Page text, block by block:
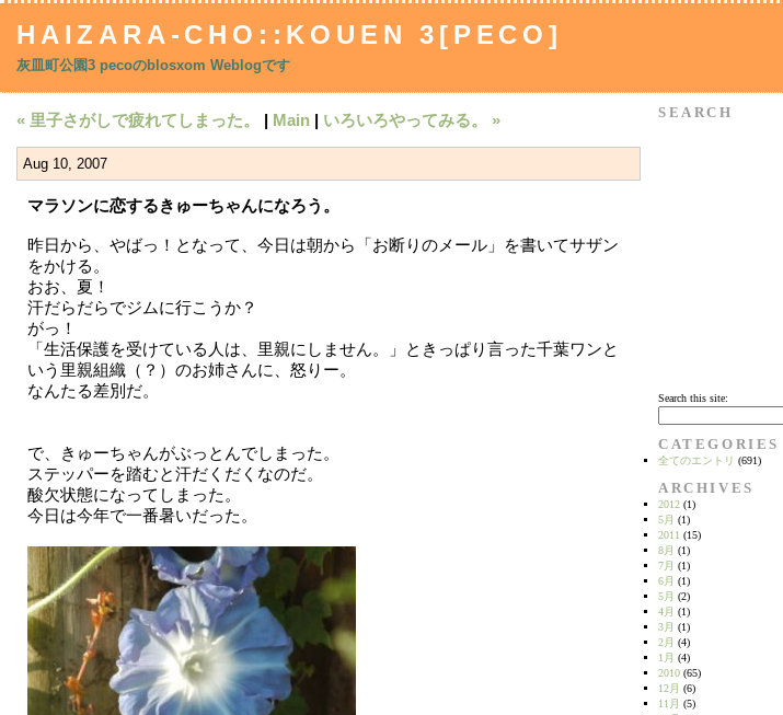
HAIZARA-CHO::KOUEN 3[PECO]
灰皿町公園3 pecoのblosxom Weblogです
« 里子さがしで疲れてしまった。 | Main | いろいろやってみる。 »
Aug 10, 2007
マラソンに恋するきゅーちゃんになろう。
昨日から、やばっ！となって、今日は朝から「お断りのメール」を書いてサザン
をかける。
おお、夏！
汗だらだらでジムに行こうか？
がっ！
「生活保護を受けている人は、里親にしません。」ときっぱり言った千葉ワンと
いう里親組織（？）のお姉さんに、怒りー。
なんたる差別だ。
で、きゅーちゃんがぶっとんでしまった。
ステッパーを踏むと汗だくだくなのだ。
酸欠状態になってしまった。
今日は今年で一番暑いだった。
SEARCH
Search this site:
CATEGORIES
全てのエントリ (691)
ARCHIVES
2012 (1)
5月 (1)
2011 (15)
8月 (1)
7月 (1)
6月 (1)
5月 (2)
4月 (1)
3月 (1)
2月 (4)
1月 (4)
2010 (65)
12月 (6)
11月 (5)